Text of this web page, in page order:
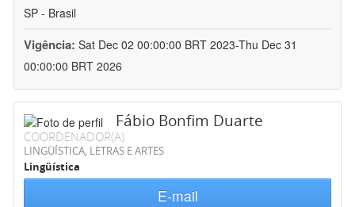
SP - Brasil
Vigência: Sat Dec 02 00:00:00 BRT 2023-Thu Dec 31
00:00:00 BRT 2026
Fábio Bonfim Duarte
COORDENADOR(A)
LINGÜÍSTICA, LETRAS E ARTES
Lingüística
E-mail